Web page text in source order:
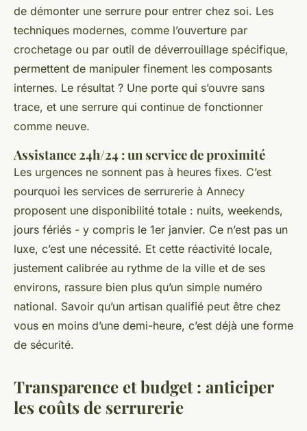
de démonter une serrure pour entrer chez soi. Les
techniques modernes, comme l’ouverture par
crochetage ou par outil de déverrouillage spécifique,
permettent de manipuler finement les composants
internes. Le résultat ? Une porte qui s’ouvre sans
trace, et une serrure qui continue de fonctionner
comme neuve.
Assistance 24h/24 : un service de proximité
Les urgences ne sonnent pas à heures fixes. C’est
pourquoi les services de serrurerie à Annecy
proposent une disponibilité totale : nuits, weekends,
jours fériés - y compris le 1er janvier. Ce n’est pas un
luxe, c’est une nécessité. Et cette réactivité locale,
justement calibrée au rythme de la ville et de ses
environs, rassure bien plus qu’un simple numéro
national. Savoir qu’un artisan qualifié peut être chez
vous en moins d’une demi-heure, c’est déjà une forme
de sécurité.
Transparence et budget : anticiper
les coûts de serrurerie